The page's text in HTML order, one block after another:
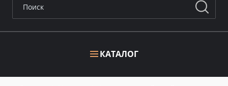
КАТАЛОГ